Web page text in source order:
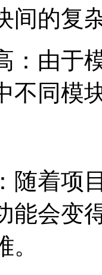
间的复
：由于
不同模
随着项
能会变